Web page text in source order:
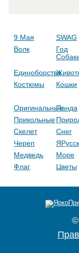
9 Мая SWAG
Волк
Год
Единоборства
Костюмы
Кошки
ОригинальныеПанда
Прикольные
Скелет
Снег
Череп
Медведь
Море
Флаг
Цветы
©